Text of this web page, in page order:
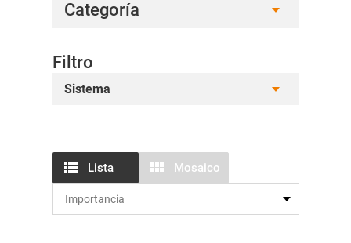
Categoría
Filtro
Sistema
Lista Mosaico